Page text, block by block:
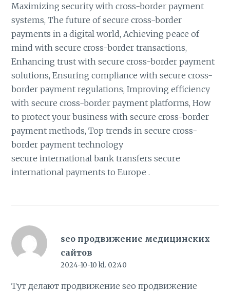
Maximizing security with cross-border payment
systems, The future of secure cross-border
payments in a digital world, Achieving peace of
mind with secure cross-border transactions,
Enhancing trust with secure cross-border payment
solutions, Ensuring compliance with secure cross-
border payment regulations, Improving efficiency
with secure cross-border payment platforms, How
to protect your business with secure cross-border
payment methods, Top trends in secure cross-
border payment technology
secure international bank transferssecure
international payments to Europe .
seo продвижение медицинских
сайтов
2024-10-10 kl. 02:40
Тут делают продвижение seo продвижение